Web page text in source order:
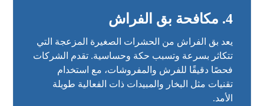
4. مكافحة بق الفراش
يعد بق الفراش من الحشرات الصغيرة المزعجة التي
تتكاثر بسرعة وتسبب حكة وحساسية. تقدم الشركات
فحصًا دقيقًا للفرش والمفروشات، مع استخدام
تقنيات مثل البخار والمبيدات ذات الفعالية طويلة
الأمد.